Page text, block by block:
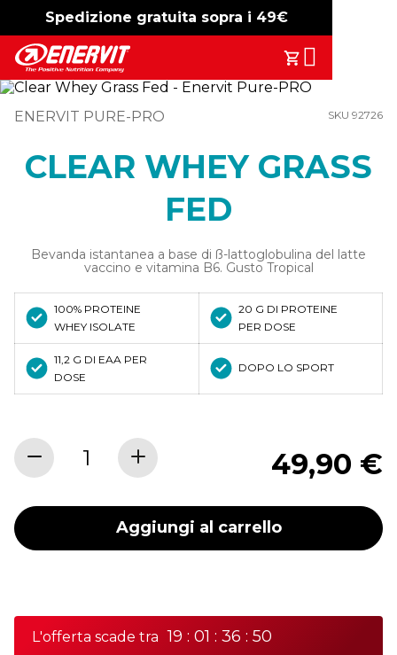
Spedizione gratuita sopra i 49€
-15% free shipping
Il Tuo
Search
ENERVIT PURE-PRO SKU 92726
CLEAR WHEY GRASS
FED
Bevanda istantanea a base di ß-lattoglobulina del latte
vaccino e vitamina B6. Gusto Tropical
100% PROTEINE
WHEY ISOLATE
20 G DI PROTEINE
PER DOSE
11,2 G DI EAA PER
DOSE
DOPO LO SPORT
49,90 €
Aggiungi al carrello
L'offerta scade tra 19 : 01 : 36 : 50